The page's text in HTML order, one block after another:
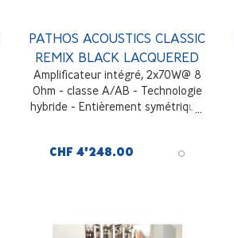
PATHOS ACOUSTICS CLASSIC
REMIX BLACK LACQUERED
Amplificateur intégré, 2x70W@ 8
Ohm - classe A/AB - Technologie
hybride - Entièrement symétrique,
CHF 4'248.00